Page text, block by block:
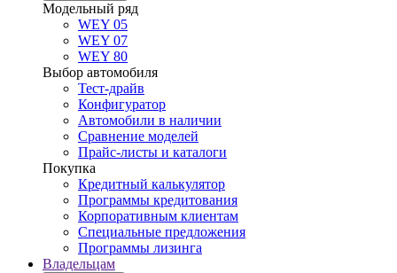
Модельный ряд
WEY 05
WEY 07
WEY 80
Выбор автомобиля
Тест-драйв
Конфигуратор
Автомобили в наличии
Сравнение моделей
Прайс-листы и каталоги
Покупка
Кредитный калькулятор
Программы кредитования
Корпоративным клиентам
Специальные предложения
Программы лизинга
Владельцам